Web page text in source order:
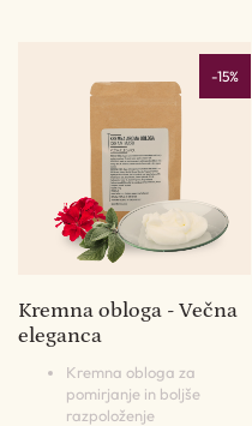
-15%
Kremna obloga - Večna
eleganca
Kremna obloga za
pomirjanje in boljše
razpoloženje